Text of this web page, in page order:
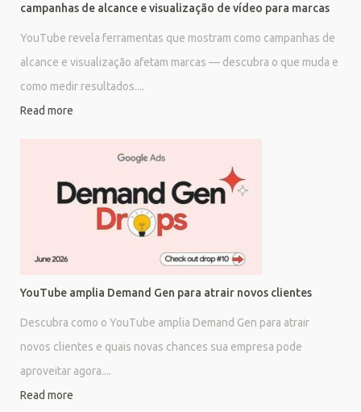
campanhas de alcance e visualização de vídeo para marcas
YouTube revela ferramentas que mostram como campanhas de
alcance e visualização afetam marcas — descubra o que muda e
como medir resultados....
Read more
YouTube amplia Demand Gen para atrair novos clientes
Descubra como o YouTube amplia Demand Gen para atrair
novos clientes e quais novas chances sua empresa pode
aproveitar agora....
Read more